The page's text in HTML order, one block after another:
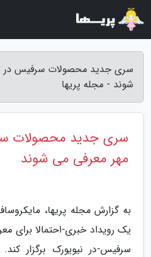
شوند - مجله پریها
مهر معرفی می شوند
به گزارش مجله پریها،
یک رویداد خبری-احتمالا
سرفیس-در نیویورک برگزار